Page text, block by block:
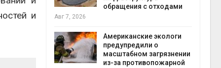
и
и
может
обращения с отходами
Авг 7, 2026
Американские экологи
предупредили о
масштабном загрязнении
из-за противопожарной